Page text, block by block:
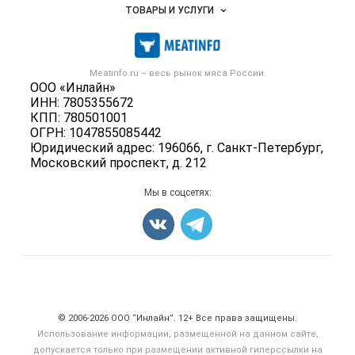
Meatinfo.ru – весь рынок мяса России.
ООО «Инлайн»
ИНН: 7805355672
КПП: 780501001
ОГРН: 1047855085442
Юридический адрес: 196066, г. Санкт-Петербург,
Московский проспект, д. 212
Размещение рекламы
Публичная оферта
Контактная информация
Политика обработки персональных данных
Объявления
Новости рынка
Мониторинг
Вакансии
ТОВАРЫ И УСЛУГИ
Мясо, мясопродукты
Скот в живом весе
Колбасы, сосиски, деликатесы
Мясные полуфабрикаты
Мясные снеки
Яйца
Карта объявлений
Мы в соцсетях:
© 2006‑2026 ООО “Инлайн”. 12+ Все права защищены.
Использование информации, размещенной на данном сайте,
допускается только при размещении активной гиперссылки на